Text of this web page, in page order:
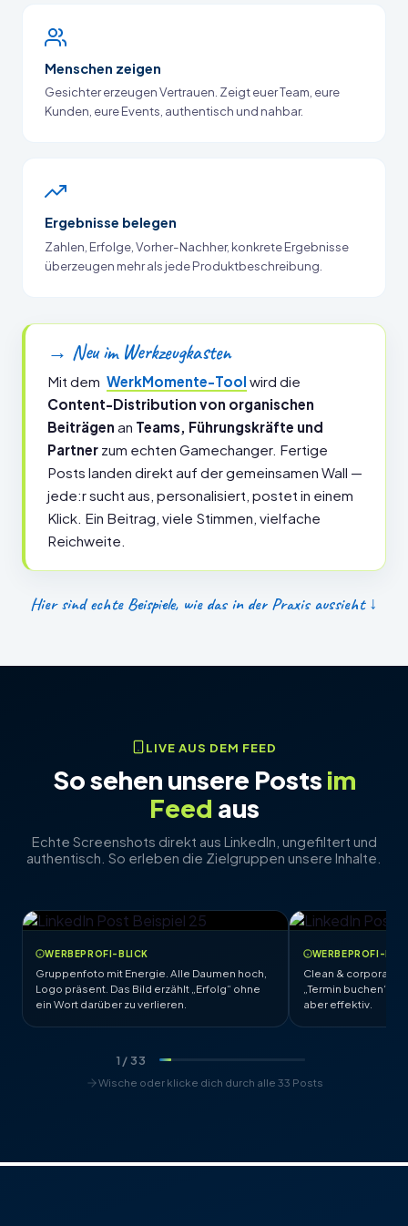
Menschen zeigen
Gesichter erzeugen Vertrauen. Zeigt euer Team, eure
Kunden, eure Events, authentisch und nahbar.
Ergebnisse belegen
Zahlen, Erfolge, Vorher-Nachher, konkrete Ergebnisse
überzeugen mehr als jede Produktbeschreibung.
→ Neu im Werkzeugkasten
Mit dem WerkMomente-Tool wird die
Content-Distribution von organischen
Beiträgen an Teams, Führungskräfte und
Partner zum echten Gamechanger. Fertige
Posts landen direkt auf der gemeinsamen Wall —
jede:r sucht aus, personalisiert, postet in einem
Klick. Ein Beitrag, viele Stimmen, vielfache
Reichweite.
Hier sind echte Beispiele, wie das in der Praxis aussieht ↓
LIVE AUS DEM FEED
So sehen unsere Posts im
Feed aus
Echte Screenshots direkt aus LinkedIn, ungefiltert und
authentisch. So erleben die Zielgruppen unsere Inhalte.
WERBEPROFI-BLICK
Gruppenfoto mit Energie. Alle Daumen hoch,
Logo präsent. Das Bild erzählt „Erfolg“ ohne
ein Wort darüber zu verlieren.
WERBEPROFI-
Clean & corporate.
„Termin buchen“
aber effektiv.
1 / 33
Wische oder klicke dich durch alle 33 Posts